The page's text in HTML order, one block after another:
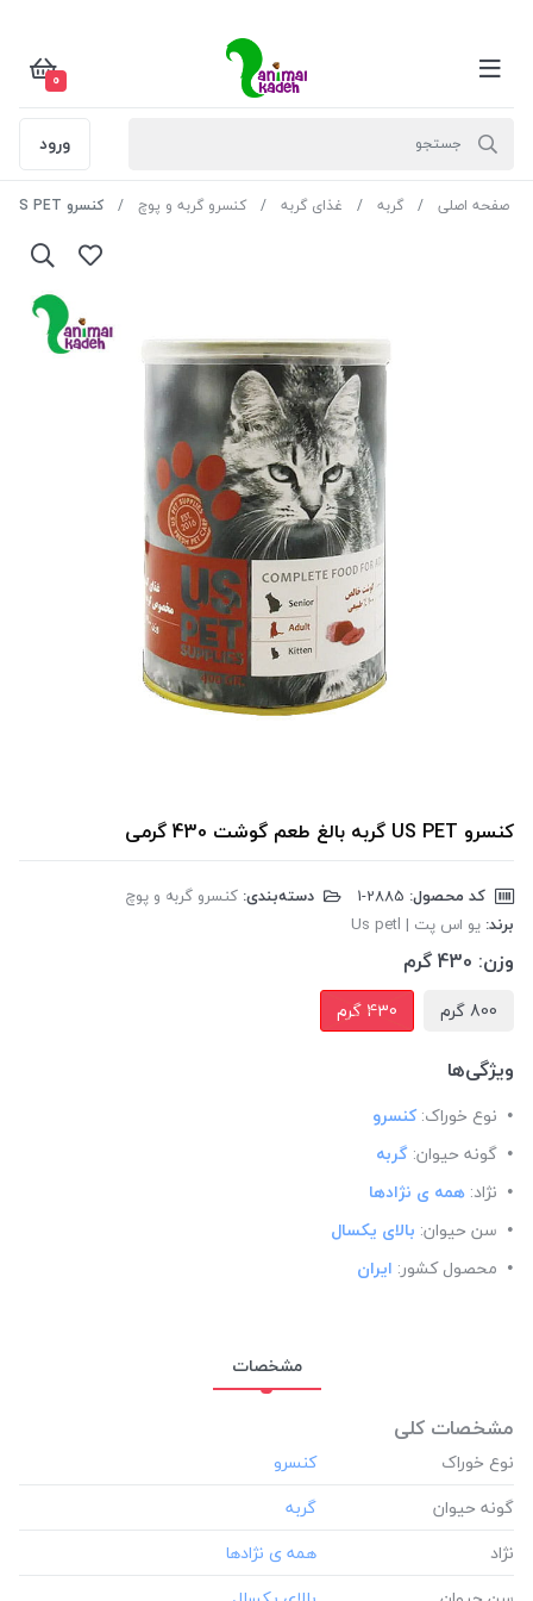
0
ورود
صفحه اصلی گربه غذای گربه کنسرو گربه و پوچ کنسرو US PET گربه بالغ طعم گوشت 430 گرمی
کنسرو US PET گربه بالغ طعم گوشت 430 گرمی
کد محصول: دسته‌بندی: کنسرو گربه و پوچ
برند: یو اس پت | Us petl
وزن: 430 گرم
800 گرم 430 گرم
ویژگی‌ها
نوع خوراک: کنسرو
گونه حیوان: گربه
نژاد: همه ی نژادها
سن حیوان: بالای یکسال
محصول کشور: ایران
مشخصات
مشخصات کلی
نوع خوراک
گونه حیوان
نژاد